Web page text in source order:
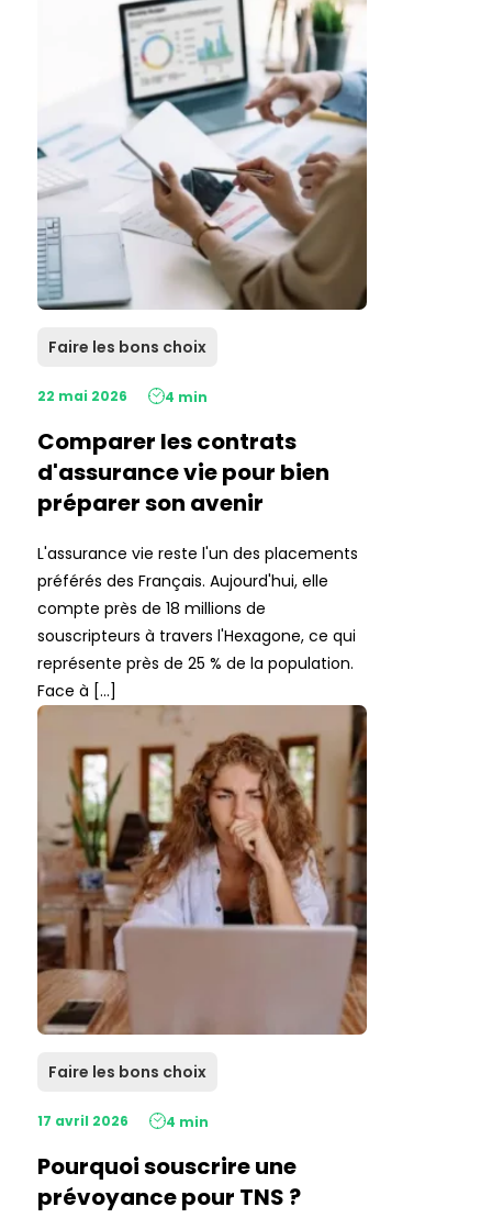
Faire les bons choix
22 mai 2026 4 min
Comparer les contrats
d'assurance vie pour bien
préparer son avenir
L'assurance vie reste l'un des placements
préférés des Français. Aujourd'hui, elle
compte près de 18 millions de
souscripteurs à travers l'Hexagone, ce qui
représente près de 25 % de la population.
Face à […]
Faire les bons choix
17 avril 2026 4 min
Pourquoi souscrire une
prévoyance pour TNS ?